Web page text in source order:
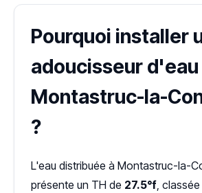
Pourquoi installer
adoucisseur d'eau
Montastruc-la-
?
L'eau distribuée à Montastruc-la-
présente un TH de 27.5°f , classée